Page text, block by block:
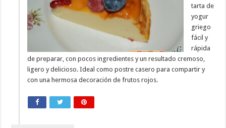
tarta de
yogur
griego
fácil y
rápida
de preparar, con pocos ingredientes y un resultado cremoso,
ligero y delicioso. Ideal como postre casero para compartir y
con una hermosa decoración de frutos rojos.